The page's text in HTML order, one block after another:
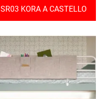
SR03 KORA A CASTELLO